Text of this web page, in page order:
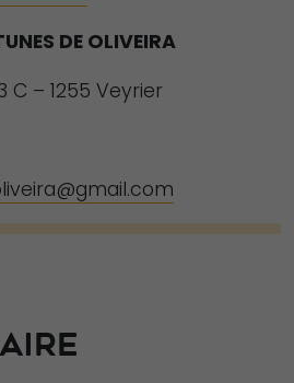
DE OLIVEIRA
C – 1255 Veyrier